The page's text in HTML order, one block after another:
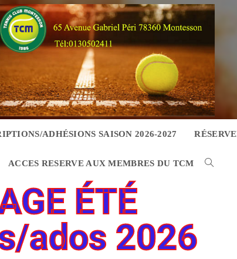
ADHÉSIONS SAISON 2026-2027
ACCES RESERVE AUX MEMBRES DU TCM
ÉTÉ
ados 2026